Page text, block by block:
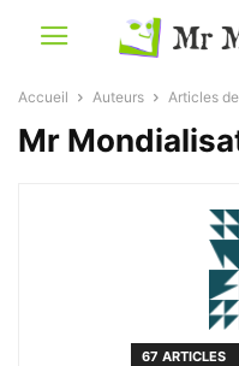
Accueil Auteurs Articles
Mr
67 ARTICLES